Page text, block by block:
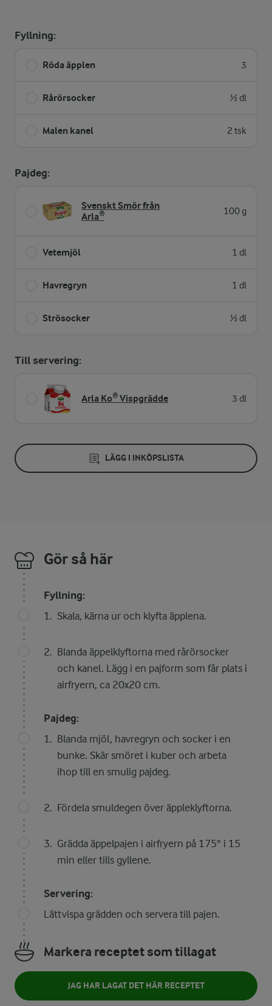
Fyllning:
Röda äpplen 3
Rårörsocker ½ dl
Malen kanel 2 tsk
Pajdeg:
Svenskt Smör från
Arla®
100 g
Vetemjöl 1 dl
Havregryn 1 dl
Strösocker ½ dl
Till servering:
Arla Ko® Vispgrädde 3 dl
LÄGG I INKÖPSLISTA
Gör så här
Fyllning:
Skala, kärna ur och klyfta äpplena.
Blanda äppelklyftorna med rårörsocker
och kanel. Lägg i en pajform som får plats i
airfryern, ca 20x20 cm.
Pajdeg:
Blanda mjöl, havregryn och socker i en
bunke. Skär smöret i kuber och arbeta
ihop till en smulig pajdeg.
Fördela smuldegen över äppleklyftorna.
Grädda äppelpajen i airfryern på 175° i 15
min eller tills gyllene.
Servering:
Lättvispa grädden och servera till pajen.
Markera receptet som tillagat
JAG HAR LAGAT DET HÄR RECEPTET